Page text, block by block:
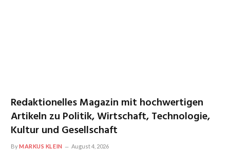
Redaktionelles Magazin mit hochwertigen
Artikeln zu Politik, Wirtschaft, Technologie,
Kultur und Gesellschaft
ByMARKUS KLEIN August 4, 2026